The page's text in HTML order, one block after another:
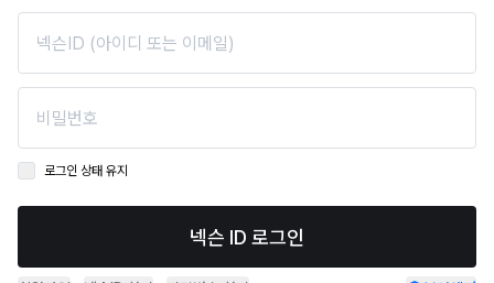
로그인 상태 유지
넥슨 ID 로그인